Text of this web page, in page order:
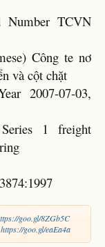
Number TCVN
Công te nơ
và cột chặt
2007-07-03,
1 freight
goo.gl/8ZGb5C
https://goo.gl/eaEa4a